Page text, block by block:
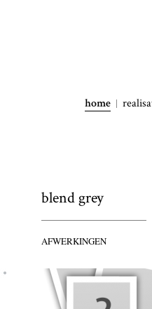
home
blend grey
AFWERKINGEN